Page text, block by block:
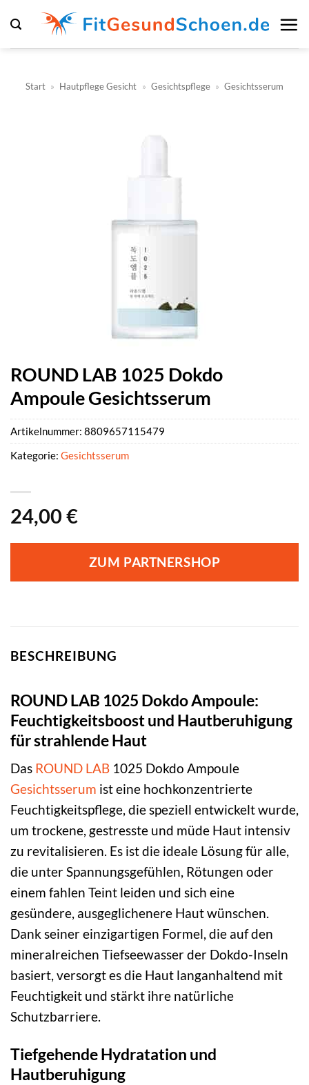
Inhalt
springen
Start » Hautpflege Gesicht » Gesichtspflege » Gesichtsserum
ROUND LAB 1025 Dokdo
Ampoule Gesichtsserum
24,00 €
ZUM PARTNERSHOP
Artikelnummer: 8809657115479
Kategorie: Gesichtsserum
BESCHREIBUNG
ROUND LAB 1025 Dokdo Ampoule:
Feuchtigkeitsboost und Hautberuhigung
für strahlende Haut
Das ROUND LAB 1025 Dokdo Ampoule
Gesichtsserum ist eine hochkonzentrierte
Feuchtigkeitspflege, die speziell entwickelt wurde,
um trockene, gestresste und müde Haut intensiv
zu revitalisieren. Es ist die ideale Lösung für alle,
die unter Spannungsgefühlen, Rötungen oder
einem fahlen Teint leiden und sich eine
gesündere, ausgeglichenere Haut wünschen.
Dank seiner einzigartigen Formel, die auf den
mineralreichen Tiefseewasser der Dokdo-Inseln
basiert, versorgt es die Haut langanhaltend mit
Feuchtigkeit und stärkt ihre natürliche
Schutzbarriere.
Tiefgehende Hydratation und
Hautberuhigung